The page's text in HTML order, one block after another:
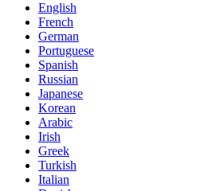
English
French
German
Portuguese
Spanish
Russian
Japanese
Korean
Arabic
Irish
Greek
Turkish
Italian